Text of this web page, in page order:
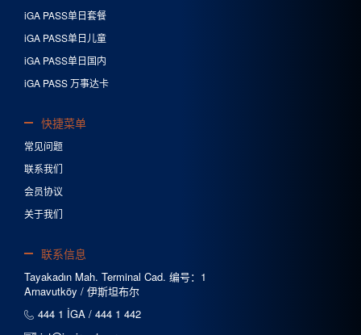
iGA PASS单日套餐
iGA PASS单日儿童
iGA PASS单日国内
iGA PASS 万事达卡
快捷菜单
常见问题
联系我们
会员协议
关于我们
联系信息
Tayakadın Mah. Terminal Cad. 编号：1
Arnavutköy / 伊斯坦布尔
444 1 İGA / 444 1 442